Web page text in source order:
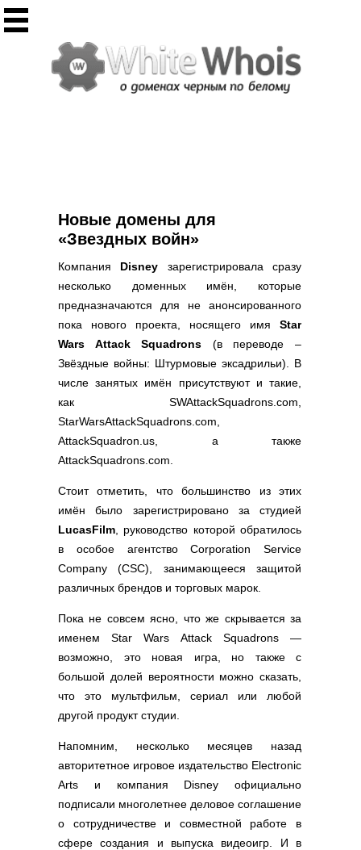
Инструменты
Массовый Whois
Регистрация домена
CHMOD калькулятор
Полезное
Новости о доменах
Статьи о доменах
FAQ по доменам
Полезные ссылки
Словари и списки
Программы
Скрипты
Новые домены для
«Звездных войн»
Компания Disney зарегистрировала сразу
несколько доменных имён, которые
предназначаются для не анонсированного
пока нового проекта, носящего имя Star
Wars Attack Squadrons (в переводе –
Звёздные войны: Штурмовые эксадрильи). В
числе занятых имён присутствуют и такие,
как SWAttackSquadrons.com,
StarWarsAttackSquadrons.com,
AttackSquadron.us, а также
AttackSquadrons.com.
Стоит отметить, что большинство из этих
имён было зарегистрировано за студией
LucasFilm , руководство которой обратилось
в особое агентство Corporation Service
Company (CSC), занимающееся защитой
различных брендов и торговых марок.
Пока не совсем ясно, что же скрывается за
именем Star Wars Attack Squadrons —
возможно, это новая игра, но также с
большой долей вероятности можно сказать,
что это мультфильм, сериал или любой
другой продукт студии.
Напомним, несколько месяцев назад
авторитетное игровое издательство Electronic
Arts и компания Disney официально
подписали многолетнее деловое соглашение
о сотрудничестве и совместной работе в
сфере создания и выпуска видеоигр. И в